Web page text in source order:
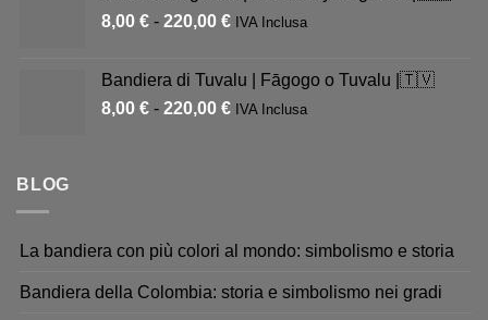
8,00 € - 220,00 € IVA Inclusa
Bandiera di Tuvalu | Fāgogo o Tuvalu |🇹🇻
8,00 € - 220,00 € IVA Inclusa
BLOG
La bandiera con più colori al mondo: simbolismo e storia
Bandiera della Colombia: storia e simbolismo nei gradi